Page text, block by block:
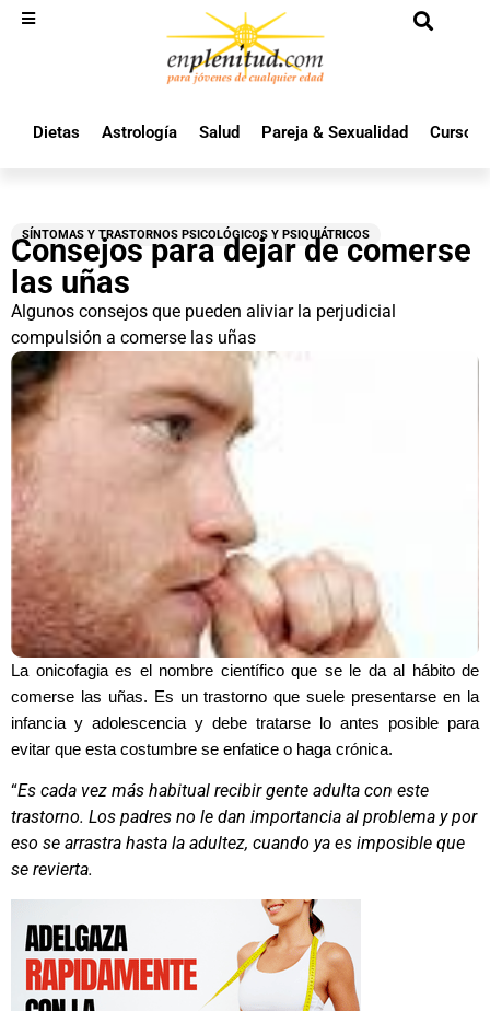
Dietas Astrología Salud Pareja & Sexualidad Cursos
SÍNTOMAS Y TRASTORNOS PSICOLÓGICOS Y PSIQUIÁTRICOS
Consejos para dejar de comerse
las uñas
Algunos consejos que pueden aliviar la perjudicial
compulsión a comerse las uñas
La onicofagia es el nombre científico que se le da al hábito de
comerse las uñas. Es un trastorno que suele presentarse en la
infancia y adolescencia y debe tratarse lo antes posible para
evitar que esta costumbre se enfatice o haga crónica.
“Es cada vez más habitual recibir gente adulta con este
trastorno. Los padres no le dan importancia al problema y por
eso se arrastra hasta la adultez, cuando ya es imposible que
se revierta.